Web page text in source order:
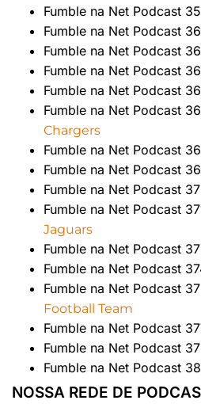
Fumble na Net Podcast
Fumble na Net Podcast
Fumble na Net Podcast
Fumble na Net Podcast
Fumble na Net Podcast
Fumble na Net Podcast
Chargers
Fumble na Net Podcast
Fumble na Net Podcast
Fumble na Net Podcast
Fumble na Net Podcast
Jaguars
Fumble na Net Podcast
Fumble na Net Podcast
Fumble na Net Podcast
Football Team
Fumble na Net Podcast
Fumble na Net Podcast
Fumble na Net Podcast
NOSSA REDE DE